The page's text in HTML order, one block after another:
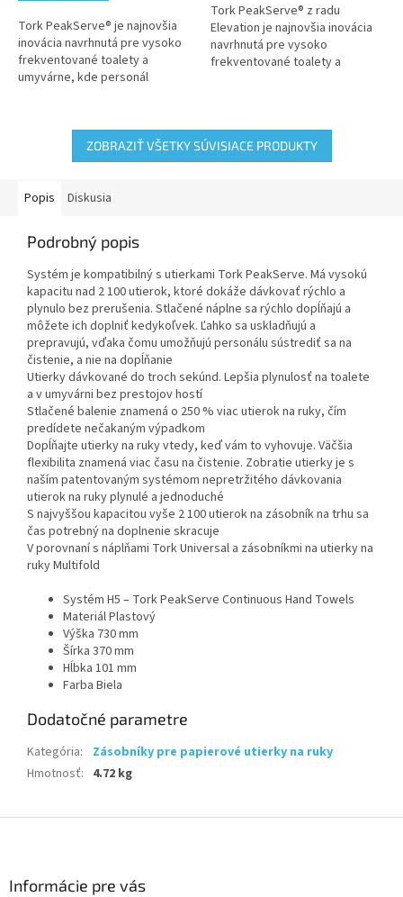
Tork PeakServe® je najnovšia
inovácia navrhnutá pre vysoko
frekventované toalety a
umyvárne, kde personál
plynulosť pre...
5
hviezdičiek.
Tork PeakServe® z radu
Elevation je najnovšia inovácia
navrhnutá pre vysoko
frekventované toalety a
ZOBRAZIŤ VŠETKY SÚVISIACE PRODUKTY
Popis Diskusia
Podrobný popis
Systém je kompatibilný s utierkami Tork PeakServe. Má vysokú
kapacitu nad 2 100 utierok, ktoré dokáže dávkovať rýchlo a
plynulo bez prerušenia. Stlačené náplne sa rýchlo dopĺňajú a
môžete ich doplniť kedykoľvek. Ľahko sa uskladňujú a
prepravujú, vďaka čomu umožňujú personálu sústrediť sa na
čistenie, a nie na dopĺňanie
Utierky dávkované do troch sekúnd. Lepšia plynulosť na toalete
a v umyvárni bez prestojov hostí
Stlačené balenie znamená o 250 % viac utierok na ruky, čím
predídete nečakaným výpadkom
Dopĺňajte utierky na ruky vtedy, keď vám to vyhovuje. Väčšia
flexibilita znamená viac času na čistenie. Zobratie utierky je s
naším patentovaným systémom nepretržitého dávkovania
utierok na ruky plynulé a jednoduché
S najvyššou kapacitou vyše 2 100 utierok na zásobník na trhu sa
čas potrebný na doplnenie skracuje
V porovnaní s náplňami Tork Universal a zásobníkmi na utierky na
ruky Multifold
Systém H5 – Tork PeakServe Continuous Hand Towels
Materiál Plastový
Výška 730 mm
Šírka 370 mm
Hĺbka 101 mm
Farba Biela
Dodatočné parametre
Kategória:
Zásobníky pre papierové utierky na ruky
Hmotnosť: 4.72 kg
Informácie pre vás